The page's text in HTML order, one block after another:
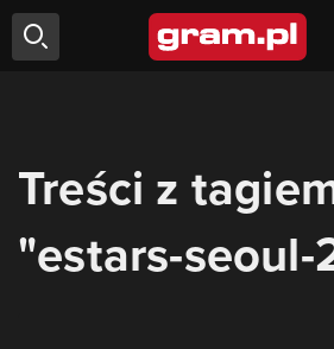
Treści z
"estars-seoul-